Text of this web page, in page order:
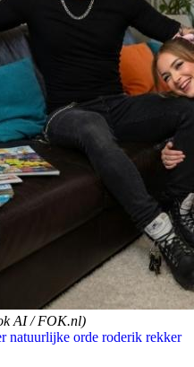
AI / FOK.nl)
natuurlijke orde roderik rekker